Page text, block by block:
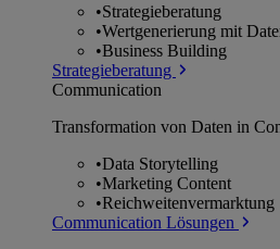
•Strategieberatung
•Wertgenerierung mit
•Business Building
Strategieberatung
Communication
Transformation von Daten in
•Data Storytelling
•Marketing Content
•Reichweitenvermarktung
Communication Lösungen